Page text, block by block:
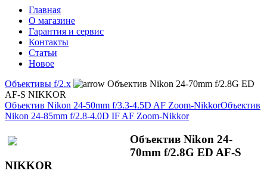
Главная
О магазине
Гарантия и сервис
Контакты
Статьи
Новое
Объективы f/2.x
Объектив Nikon 24-70mm f/2.8G ED
AF-S NIKKOR
Объектив Nikon 24-50mm f/3.3-4.5D AF Zoom-NikkorОбъектив
Nikon 24-85mm f/2.8-4.0D IF AF Zoom-Nikkor
Объектив Nikon 24-
70mm f/2.8G ED AF-S
NIKKOR